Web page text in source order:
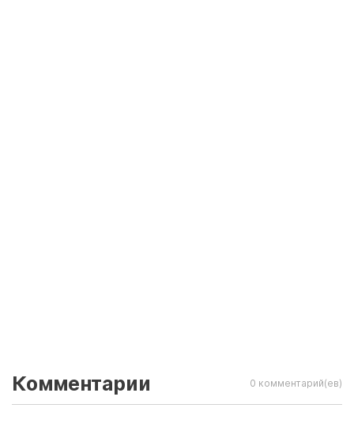
Комментарии 0 комментарий(ев)